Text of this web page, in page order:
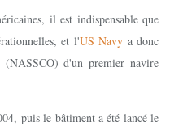
il est indispensable que
et l'US Navy a donc
d'un premier navire
puis le bâtiment a été lancé le